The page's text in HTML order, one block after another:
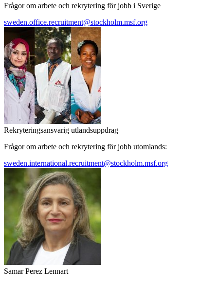
Frågor om arbete och rekrytering för jobb i Sverige
sweden.office.recruitment@stockholm.msf.org
Rekryteringsansvarig utlandsuppdrag
Frågor om arbete och rekrytering för jobb utomlands:
sweden.international.recruitment@stockholm.msf.org
Samar Perez Lennart